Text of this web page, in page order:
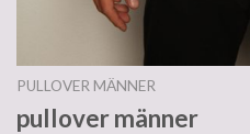
PULLOVER MÄNNER
pullover männer